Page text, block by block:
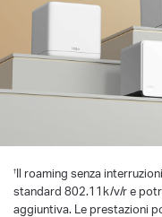
†Il roaming senza
standard 802.11k/v/r e
aggiuntiva. Le prestazioni